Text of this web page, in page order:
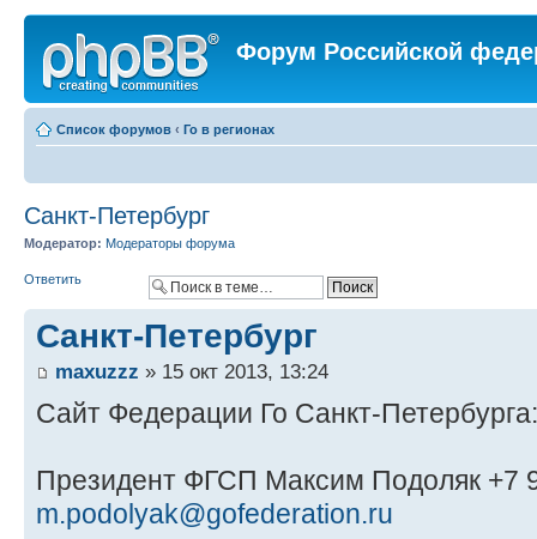
Форум Российской
Список форумов ‹ Го в регионах
Санкт-Петербург
Модератор: Модераторы форума
Ответить
Санкт-Петербург
maxuzzz » 15 окт 2013, 13:24
Сайт Федерации Го Санкт-
Президент ФГСП Максим Подоляк +7
m.podolyak@gofederation.ru